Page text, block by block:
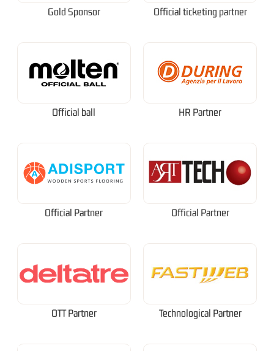
Gold Sponsor Official ticketing partner
Official ball HR Partner
Official Partner Official Partner
OTT Partner Technological Partner